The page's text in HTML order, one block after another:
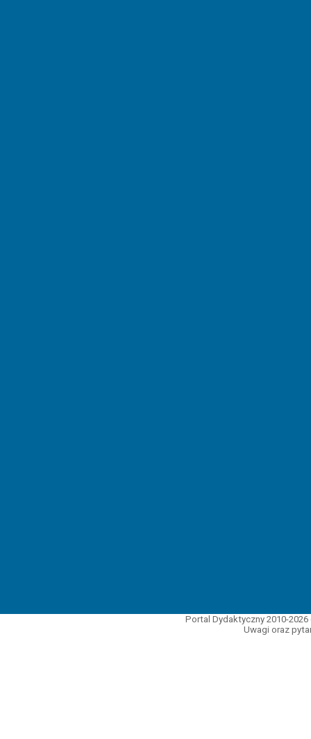
Portal Dydaktyczny 2010-
Uwagi oraz